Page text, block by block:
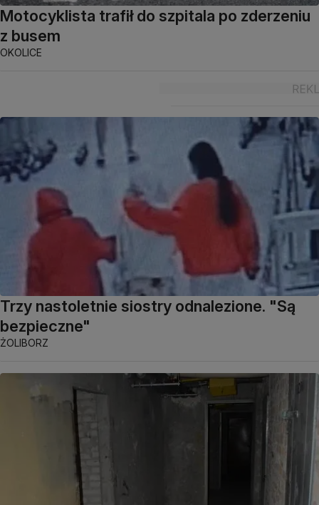
Motocyklista trafił do szpitala po zderzeniu
z busem
OKOLICE
Trzy nastoletnie siostry odnalezione. "Są
bezpieczne"
ŻOLIBORZ